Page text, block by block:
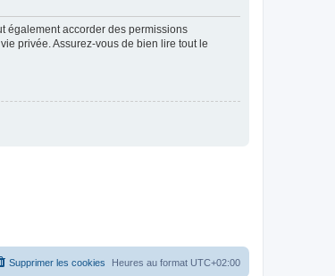
également accorder des permissions
privée. Assurez-vous de bien lire tout le
Heures au format UTC+02:00
Supprimer les cookies